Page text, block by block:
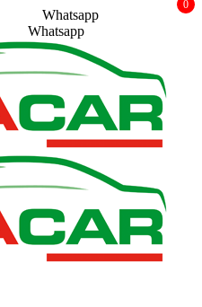
Whatsapp
Whatsapp
0